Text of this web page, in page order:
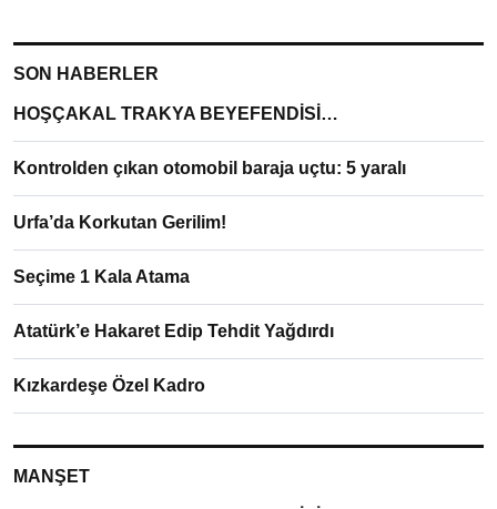
SON HABERLER
HOŞÇAKAL TRAKYA BEYEFENDİSİ…
Kontrolden çıkan otomobil baraja uçtu: 5 yaralı
Urfa’da Korkutan Gerilim!
Seçime 1 Kala Atama
Atatürk’e Hakaret Edip Tehdit Yağdırdı
Kızkardeşe Özel Kadro
MANŞET